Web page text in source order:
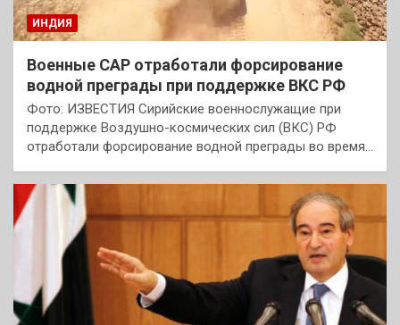
ИНДИЯ
Военные САР отработали форсирование
водной преграды при поддержке ВКС РФ
Фото: ИЗВЕСТИЯ Сирийские военнослужащие при
поддержке Воздушно-космических сил (ВКС) РФ
отработали форсирование водной преграды во время…